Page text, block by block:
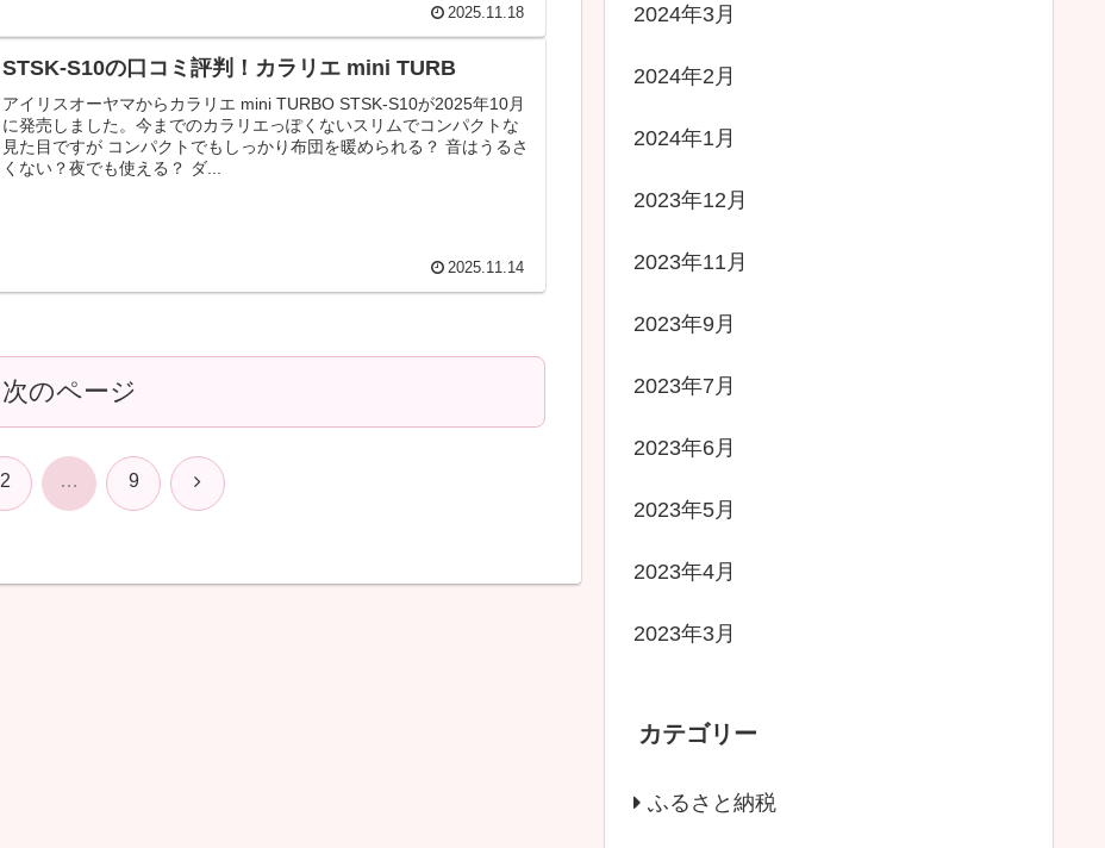
2025.11.18
STSK-S10の口コミ評判！カラリエ mini TURB
アイリスオーヤマからカラリエ mini TURBO STSK-S10が2025年10月
に発売しました。今までのカラリエっぽくないスリムでコンパクトな
見た目ですが コンパクトでもしっかり布団を暖められる？ 音はうるさ
くない？夜でも使える？ ダ...
2025.11.14
次のページ
2 … 9 次
2024年3月
2024年2月
2024年1月
2023年12月
2023年11月
2023年9月
2023年7月
2023年6月
2023年5月
2023年4月
2023年3月
カテゴリー
ふるさと納税